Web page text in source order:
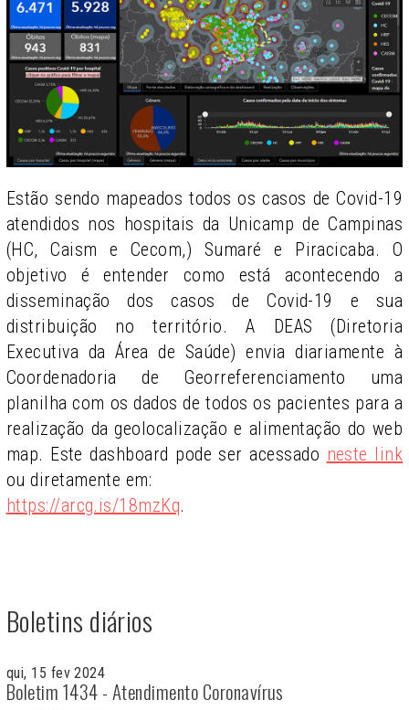
Estão sendo mapeados todos os casos de Covid-19
atendidos nos hospitais da Unicamp de Campinas
(HC, Caism e Cecom,) Sumaré e Piracicaba. O
objetivo é entender como está acontecendo a
disseminação dos casos de Covid-19 e sua
distribuição no território. A DEAS (Diretoria
Executiva da Área de Saúde) envia diariamente à
Coordenadoria de Georreferenciamento uma
planilha com os dados de todos os pacientes para a
realização da geolocalização e alimentação do web
map. Este dashboard pode ser acessado neste link
ou diretamente em:
https://arcg.is/18mzKq.
Boletins diários
qui, 15 fev 2024
Boletim 1434 - Atendimento Coronavírus